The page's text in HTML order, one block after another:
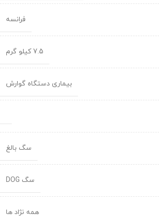
فرانسه
7.5 کیلو گرم
بیماری دستگاه گوارش
سگ بالغ
سگ DOG
همه نژاد ها